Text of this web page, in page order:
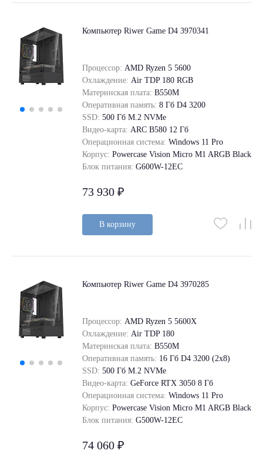
Компьютер Riwer Game D4 3970341
Процессор: AMD Ryzen 5 5600
Охлаждение: Air TDP 180 RGB
Материнская плата: B550M
Оперативная память: 8 Гб D4 3200
SSD: 500 Гб M.2 NVMe
Видео-карта: ARC B580 12 Гб
Операционная система: Windows 11 Pro
Корпус: Powercase Vision Micro M1 ARGB Black
Блок питания: G600W-12EC
73 930 ₽
В корзину
Компьютер Riwer Game D4 3970285
Процессор: AMD Ryzen 5 5600X
Охлаждение: Air TDP 180
Материнская плата: B550M
Оперативная память: 16 Гб D4 3200 (2x8)
SSD: 500 Гб M.2 NVMe
Видео-карта: GeForce RTX 3050 8 Гб
Операционная система: Windows 11 Pro
Корпус: Powercase Vision Micro M1 ARGB Black
Блок питания: G500W-12EC
74 060 ₽